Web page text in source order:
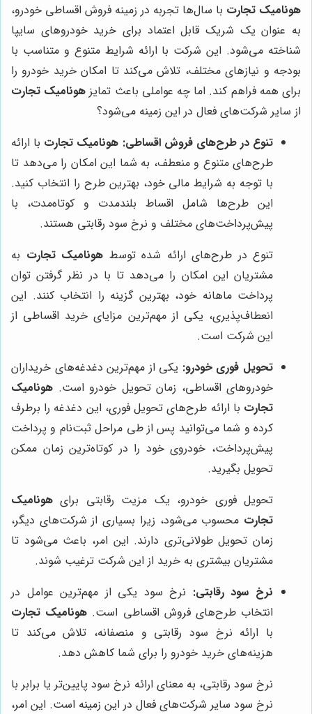
هونامیک تجارت با سال‌ها تجربه در زمینه فروش اقساطی خودرو،
به عنوان یک شریک قابل اعتماد برای خرید خودروهای سایپا
شناخته می‌شود. این شرکت با ارائه شرایط متنوع و متناسب با
بودجه و نیازهای مختلف، تلاش می‌کند تا امکان خرید خودرو را
برای همه فراهم کند. اما چه عواملی باعث تمایز هونامیک تجارت
از سایر شرکت‌های فعال در این زمینه می‌شود؟
تنوع در طرح‌های فروش اقساطی: هونامیک تجارت با ارائه
طرح‌های متنوع و منعطف، به شما این امکان را می‌دهد تا
با توجه به شرایط مالی خود، بهترین طرح را انتخاب کنید.
این طرح‌ها شامل اقساط بلندمدت و کوتاه‌مدت، با
پیش‌پرداخت‌های مختلف و نرخ سود رقابتی هستند.
تنوع در طرح‌های ارائه شده توسط هونامیک تجارت به
مشتریان این امکان را می‌دهد تا با در نظر گرفتن توان
پرداخت ماهانه خود، بهترین گزینه را انتخاب کنند. این
انعطاف‌پذیری، یکی از مهم‌ترین مزایای خرید اقساطی از
این شرکت است.
تحویل فوری خودرو: یکی از مهم‌ترین دغدغه‌های خریداران
خودروهای اقساطی، زمان تحویل خودرو است. هونامیک
تجارت با ارائه طرح‌های تحویل فوری، این دغدغه را برطرف
کرده و شما می‌توانید پس از طی مراحل ثبت‌نام و پرداخت
پیش‌پرداخت، خودروی خود را در کوتاه‌ترین زمان ممکن
تحویل بگیرید.
تحویل فوری خودرو، یک مزیت رقابتی برای هونامیک
تجارت محسوب می‌شود، زیرا بسیاری از شرکت‌های دیگر،
زمان تحویل طولانی‌تری دارند. این امر، باعث می‌شود تا
مشتریان بیشتری به خرید از این شرکت ترغیب شوند.
نرخ سود رقابتی: نرخ سود یکی از مهم‌ترین عوامل در
انتخاب طرح‌های فروش اقساطی است. هونامیک تجارت
با ارائه نرخ سود رقابتی و منصفانه، تلاش می‌کند تا
هزینه‌های خرید خودرو را برای شما کاهش دهد.
نرخ سود رقابتی، به معنای ارائه نرخ سود پایین‌تر یا برابر با
نرخ سود سایر شرکت‌های فعال در این زمینه است. این امر،